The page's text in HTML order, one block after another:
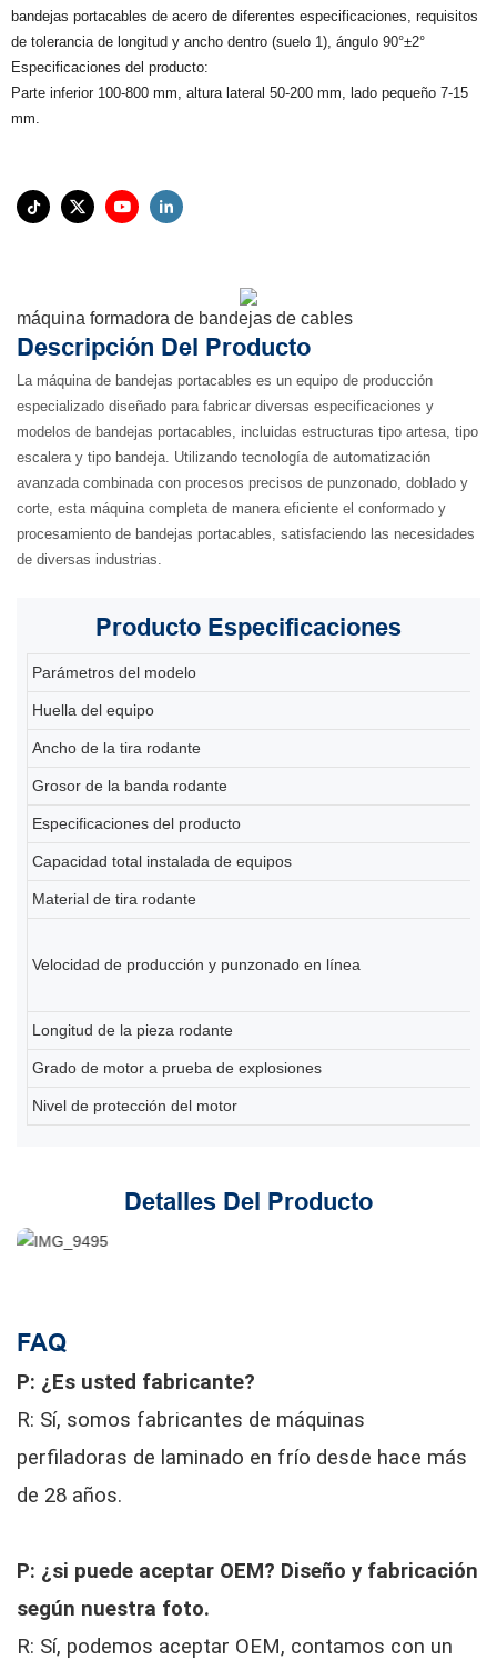
bandejas portacables de acero de diferentes especificaciones, requisitos
de tolerancia de longitud y ancho dentro (suelo 1), ángulo 90°±2°
Especificaciones del producto:
Parte inferior 100-800 mm, altura lateral 50-200 mm, lado pequeño 7-15
mm.
máquina formadora de bandejas de cables
Descripción Del Producto
La máquina de bandejas portacables es un equipo de producción
especializado diseñado para fabricar diversas especificaciones y
modelos de bandejas portacables, incluidas estructuras tipo artesa, tipo
escalera y tipo bandeja. Utilizando tecnología de automatización
avanzada combinada con procesos precisos de punzonado, doblado y
corte, esta máquina completa de manera eficiente el conformado y
procesamiento de bandejas portacables, satisfaciendo las necesidades
de diversas industrias.
Producto Especificaciones
Parámetros del modelo
Huella del equipo
Ancho de la tira rodante
Grosor de la banda rodante
Especificaciones del producto
Capacidad total instalada de equipos
Material de tira rodante
Velocidad de producción y punzonado en línea
Longitud de la pieza rodante
Grado de motor a prueba de explosiones
Nivel de protección del motor
Detalles Del Producto
FAQ
P: ¿Es usted fabricante?
R: Sí, somos fabricantes de máquinas
perfiladoras de laminado en frío desde hace más
de 28 años.
P: ¿si puede aceptar OEM? Diseño y fabricación
según nuestra foto.
R: Sí, podemos aceptar OEM, contamos con un